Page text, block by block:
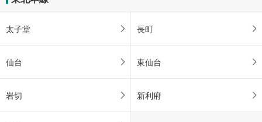
太子堂 長町
仙台 東仙台
岩切 新利府